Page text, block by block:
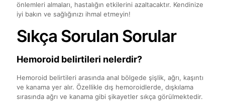
önlemleri almaları, hastalığın etkilerini azaltacaktır. Kendinize
iyi bakın ve sağlığınızı ihmal etmeyin!
Sıkça Sorulan Sorular
Hemoroid belirtileri nelerdir?
Hemoroid belirtileri arasında anal bölgede şişlik, ağrı, kaşıntı
ve kanama yer alır. Özellikle dış hemoroidlerde, dışkılama
sırasında ağrı ve kanama gibi şikayetler sıkça görülmektedir.